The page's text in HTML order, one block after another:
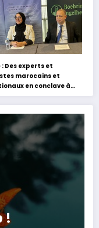
Des experts et
marocains et
en conclave à
!